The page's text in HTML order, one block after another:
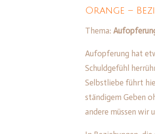
Orange –
Thema:
Aufopferung hat
Schuldgefühl
Selbstliebe führt
ständigem Geben
andere müssen wir